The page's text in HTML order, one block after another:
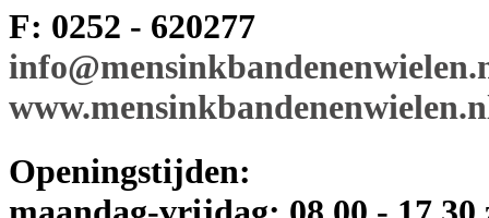
F: 0252 - 620277
Openingstijden: